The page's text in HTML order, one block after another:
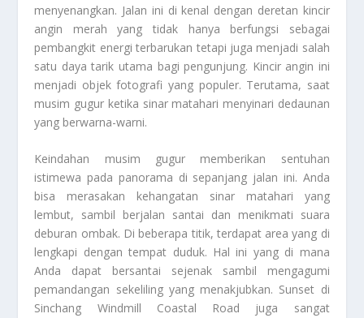
menyenangkan. Jalan ini di kenal dengan deretan kincir
angin merah yang tidak hanya berfungsi sebagai
pembangkit energi terbarukan tetapi juga menjadi salah
satu daya tarik utama bagi pengunjung. Kincir angin ini
menjadi objek fotografi yang populer. Terutama, saat
musim gugur ketika sinar matahari menyinari dedaunan
yang berwarna-warni.
Keindahan musim gugur memberikan sentuhan
istimewa pada panorama di sepanjang jalan ini. Anda
bisa merasakan kehangatan sinar matahari yang
lembut, sambil berjalan santai dan menikmati suara
deburan ombak. Di beberapa titik, terdapat area yang di
lengkapi dengan tempat duduk. Hal ini yang di mana
Anda dapat bersantai sejenak sambil mengagumi
pemandangan sekeliling yang menakjubkan. Sunset di
Sinchang Windmill Coastal Road juga sangat